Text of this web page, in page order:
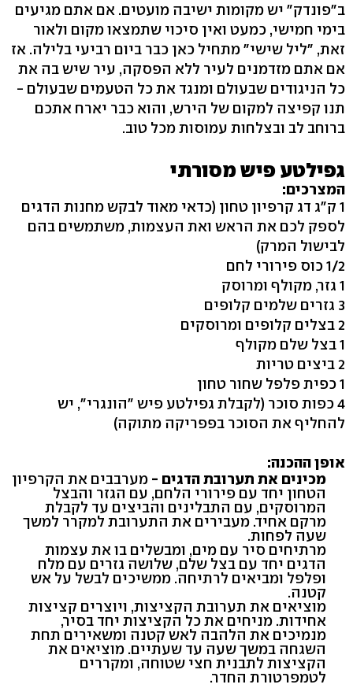
ב"פונדק" יש מקומות ישיבה מועטים. אם אתם מגיעים
בימי חמישי, כמעט ואין סיכוי שתמצאו מקום ולאור
זאת, "ליל שישי" מתחיל כאן כבר ביום רביעי בלילה. אז
אם אתם מזדמנים לעיר ללא הפסקה, עיר שיש בה את
כל הניגודים שבעולם ומנגד את כל הטעמים שבעולם -
תנו קפיצה למקום של הירש, והוא כבר יארח אתכם
ברוחב לב ובצלחות עמוסות מכל טוב.
גפילטע פיש מסורתי
המצרכים:
1 ק"ג דג קרפיון טחון (כדאי מאוד לבקש מחנות הדגים
לספק לכם את הראש ואת העצמות, משתמשים בהם
לבישול המרק)
1/2 כוס פירורי לחם
1 גזר, מקולף ומרוסק
3 גזרים שלמים קלופים
2 בצלים קלופים ומרוסקים
1 בצל שלם מקולף
2 ביצים טריות
1 כפית פלפל שחור טחון
4 כפות סוכר (לקבלת גפילטע פיש "הונגרי", יש
להחליף את הסוכר בפפריקה מתוקה)
אופן ההכנה:
מכינים את תערובת הדגים - מערבבים את הקרפיון
הטחון יחד עם פירורי הלחם, עם הגזר והבצל
המרוסקים, עם התבלינים והביצים עד לקבלת
מרקם אחיד. מעבירים את התערובת למקרר למשך
שעה לפחות.
מרתיחים סיר עם מים, ומבשלים בו את עצמות
הדגים יחד עם בצל שלם, שלושה גזרים עם מלח
ופלפל ומביאים לרתיחה. ממשיכים לבשל על אש
קטנה.
מוציאים את תערובת הקציצות, ויוצרים קציצות
אחידות. מניחים את כל הקציצות יחד בסיר,
מנמיכים את הלהבה לאש קטנה ומשאירים תחת
השגחה במשך שעה עד שעתיים. מוציאים את
הקציצות לתבנית חצי שטוחה, ומקררים
לטמפרטורת החדר.